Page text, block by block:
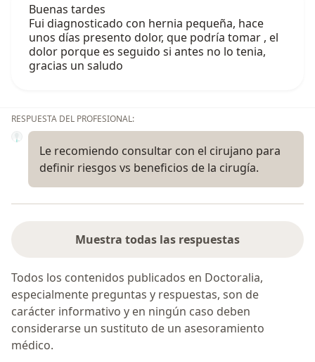
Buenas tardes
Fui diagnosticado con hernia pequeña, hace
unos días presento dolor, que podría tomar , el
dolor porque es seguido si antes no lo tenia,
gracias un saludo
RESPUESTA DEL PROFESIONAL:
Le recomiendo consultar con el cirujano para
definir riesgos vs beneficios de la cirugía.
Muestra todas las respuestas
Todos los contenidos publicados en Doctoralia,
especialmente preguntas y respuestas, son de
carácter informativo y en ningún caso deben
considerarse un sustituto de un asesoramiento
médico.